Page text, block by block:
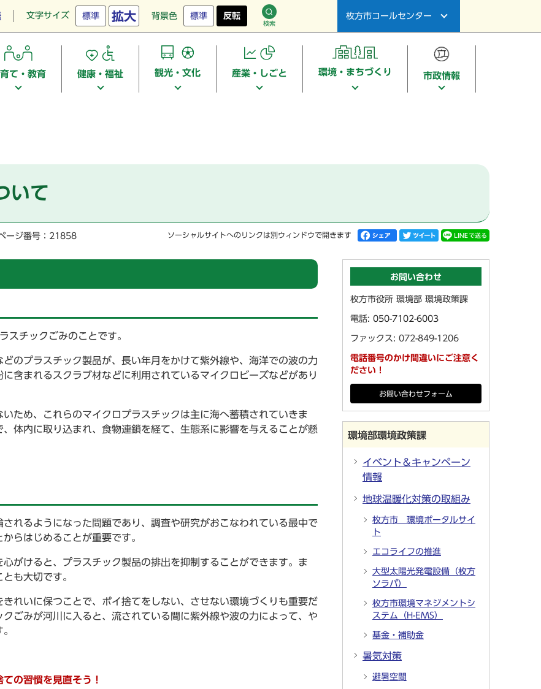
文字サイズ 標準 拡大 背景色 標準 反転
検索
枚方市コールセンター
て・教育 健康・福祉 観光・文化 産業・しごと 環境・まちづくり 市政情報
いて
ージ番号：21858 ソーシャルサイトへのリンクは別ウィンドウで開きます
スチックごみのことです。
のプラスチック製品が、長い年月をかけて紫外線や、海洋での波の力
含まれるスクラブ材などに利用されているマイクロビーズなどがあり
ため、これらのマイクロプラスチックは主に海へ蓄積されていきま
体内に取り込まれ、食物連鎖を経て、生態系に影響を与えることが懸
れるようになった問題であり、調査や研究がおこなわれている最中で
らはじめることが重要です。
がけると、プラスチック製品の排出を抑制することができます。ま
も大切です。
れいに保つことで、ポイ捨てをしない、させない環境づくりも重要だ
ごみが河川に入ると、流されている間に紫外線や波の力によって、や
の習慣を見直そう！
お問い合わせ
枚方市役所 環境部 環境政策課
電話: 050-7102-6003
ファックス: 072-849-1206
電話番号のかけ間違いにご注意く
ださい！
お問い合わせフォーム
環境部環境政策課
イベント＆キャンペーン
情報
地球温暖化対策の取組み
枚方市 環境ポータルサイ
ト
エコライフの推進
大型太陽光発電設備（枚方
ソラパ）
枚方市環境マネジメントシ
ステム（H-EMS）
基金・補助金
暑気対策
避暑空間